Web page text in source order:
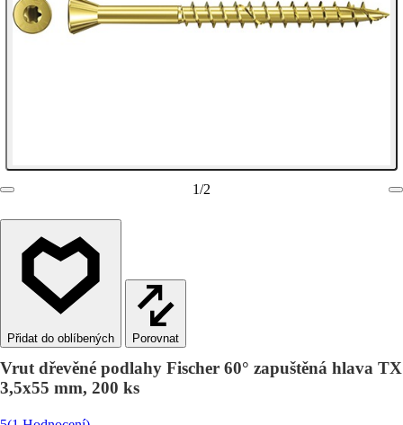
1/2
Porovnat
Vrut dřevěné podlahy Fischer 60° zapuštěná hlava TX
3,5x55 mm, 200 ks